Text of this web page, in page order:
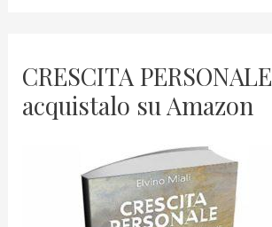
CRESCITA PERSONALE
acquistalo su Amazon